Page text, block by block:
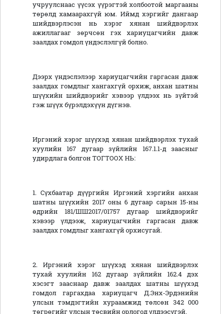
учруулснаас үүсэх үүрэгтэй холбоотой маргааны
төрөлд хамаарахгүй юм. Иймд хэргийг дангаар
шийдвэрлэсэн нь хэрэг хянан шийдвэрлэх
ажиллагааг зөрчсөн гэх хариуцагчийн давж
заалдах гомдол үндэслэлгүй болно.
Дээрх үндэслэлээр хариуцагчийн гаргасан давж
заалдах гомдлыг хангахгүй орхиж, анхан шатны
шүүхийн шийдвэрийг хэвээр үлдээх нь зүйтэй
гэж шүүх бүрэлдэхүүн дүгнэв.
Иргэний хэрэг шүүхэд хянан шийдвэрлэх тухай
хуулийн 167 дугаар зүйлийн 167.1.1-д заасныг
удирдлага болгон ТОГТООХ НЬ:
1. Сүхбаатар дүүргийн Иргэний хэргийн анхан
шатны шүүхийн 2017 оны 6 дугаар сарын 15-ны
өдрийн 181/ШШ2017/01757 дугаар шийдвэрийг
хэвээр үлдээж, хариуцагчийн гаргасан давж
заалдах гомдлыг хангахгүй орхисугай.
2. Иргэний хэрэг шүүхэд хянан шийдвэрлэх
тухай хуулийн 162 дугаар зүйлийн 162.4 дэх
хэсэгт зааснаар давж заалдах шатны шүүхэд
гомдол гаргахдаа хариуцагч Д.Энх-Эрдэнийн
улсын тэмдэгтийн хураамжид төлсөн 342 000
төгрөгийг улсын төсвийн орлогод үлдээсүгэй.